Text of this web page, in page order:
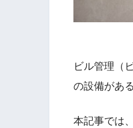
ビル管理（
の設備があ
本記事では